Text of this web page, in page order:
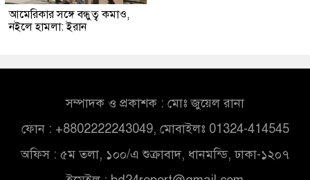
আমেরিকার সঙ্গে বন্ধুত্ব কমাও,
নইলে হামলা: ইরান
সম্পাদক ও প্রকাশক : মোঃ জুয়েল রানা
ফোন : +8802222243049, মোবাইলঃ 01324-414545
অফিস : ৫ম তলা, ১০০/এ শুক্রাবাদ, ধানমন্ডি, ঢাকা-১২০৭